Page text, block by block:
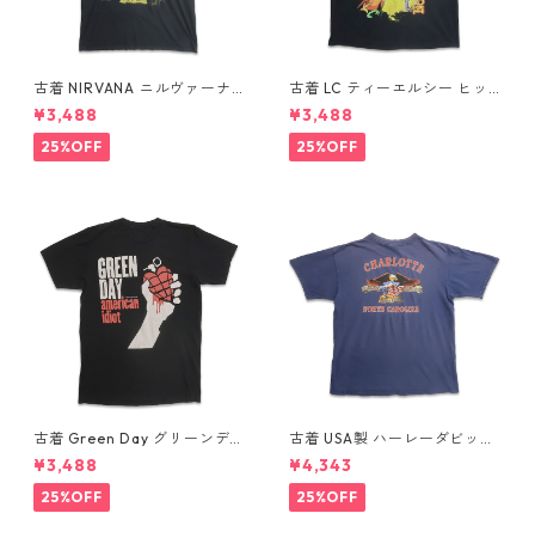
古着 NIRVANA ニルヴァーナ
バンドTシャツ プリントTシャ
ツ スマイル ブラック 表記：M
gd410396n w60806
¥3,488
25%OFF
古着 LC ティーエルシー ヒッ
プホップ ラップ バンドTシャ
ツ プリントTシャツ ブラック
表記：-- gd410370n w608
04
¥3,488
25%OFF
古着 Green Day グリーンデイ
バンドTシャツ バンT プリント
Tシャツ ブラック 表記：--
gd410395n w60806
¥3,488
25%OFF
古着 USA製 ハーレーダビッド
ソン HARLEY-DAVIDSON モ
ーターサイクル プリントTシャ
ツ ネイビー 表記：XL gd41
0407n w60807
¥4,343
25%OFF